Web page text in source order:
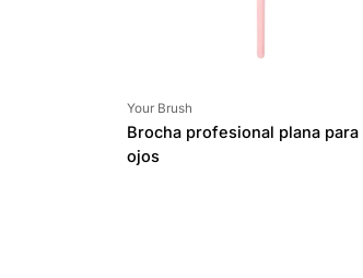
Proveedor:
Your Brush
Brocha profesional plana para
ojos